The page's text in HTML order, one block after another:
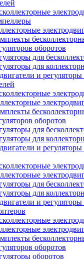
оборотов
для
для
и регуляторы
оборотов
для
для
и регуляторы
для
для
и регуляторы
оборотов
оборотов